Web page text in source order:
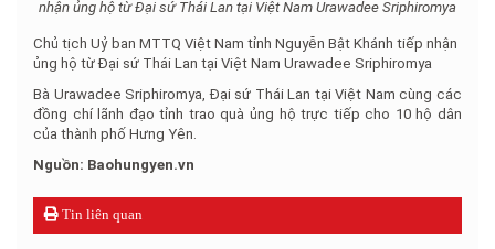
Chủ tịch Uỷ ban MTTQ Việt Nam tỉnh Nguyễn Bật Khánh tiếp nhận
ủng hộ từ Đại sứ Thái Lan tại Việt Nam Urawadee Sriphiromya
Bà Urawadee Sriphiromya, Đại sứ Thái Lan tại Việt Nam cùng các
đồng chí lãnh đạo tỉnh trao quà ủng hộ trực tiếp cho 10 hộ dân
của thành phố Hưng Yên.
Nguồn: Baohungyen.vn
Tin liên quan